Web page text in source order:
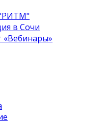
в Сочи